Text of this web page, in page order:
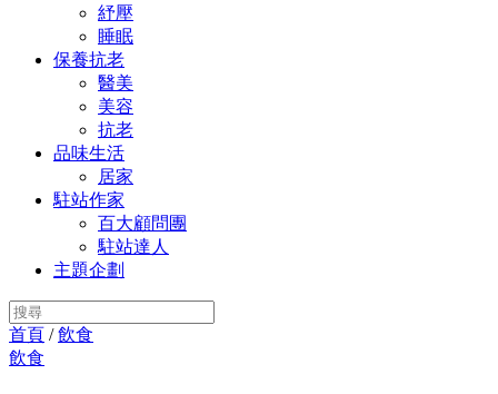
紓壓
睡眠
保養抗老
醫美
美容
抗老
品味生活
居家
駐站作家
百大顧問團
駐站達人
主題企劃
首頁 /飲食
飲食